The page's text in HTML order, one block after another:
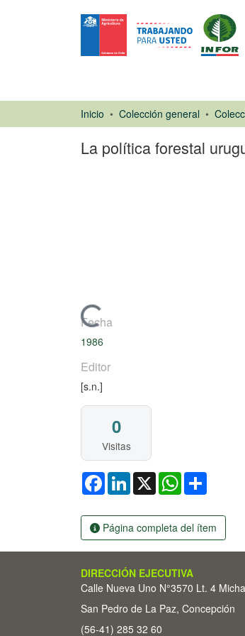
Inicio Colección general
La política forestal
Cargando...
Fecha
1986
Editor
[s.n.]
0
Visitas
FacebookLinkedIn
X WhatsApp
Página completa del ítem
DIRECCIÓN EJECUTIVA
Calle Nueva Uno N°3570 Lt. 4
San Pedro de La Paz, Concepción
(56-41) 285 32 60